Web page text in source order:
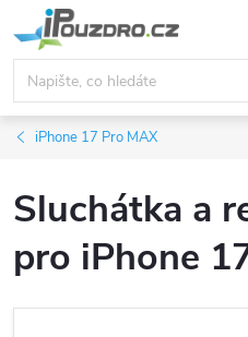
na
obsah
iPhone 17 Pro MAX
Sluchátka a
pro iPhone